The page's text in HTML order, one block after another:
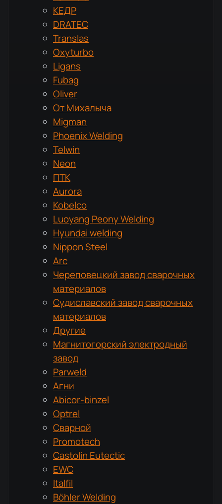
КЕДР
DRATEC
Translas
Oxyturbo
Ligans
Fubag
Oliver
От Михалыча
Migman
Phoenix Welding
Telwin
Neon
ПТК
Aurora
Kobelco
Luoyang Peony Welding
Hyundai welding
Nippon Steel
Arc
Череповецкий завод сварочных
материалов
Судиславский завод сварочных
материалов
Другие
Магнитогорский электродный
завод
Parweld
Агни
Abicor-binzel
Optrel
Сварной
Promotech
Castolin Eutectic
EWC
Italfil
Böhler Welding